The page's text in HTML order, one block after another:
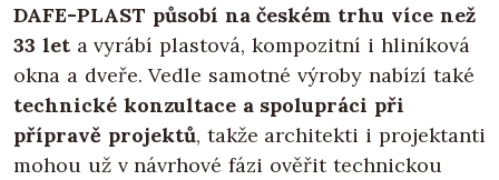
DAFE-PLAST působí na českém trhu více než
33 leta vyrábí plastová, kompozitní i hliníková
okna a dveře. Vedle samotné výroby nabízí také
technické konzultace a spolupráci při
přípravě projektů, takže architekti i projektanti
mohou už v návrhové fázi ověřit technickou